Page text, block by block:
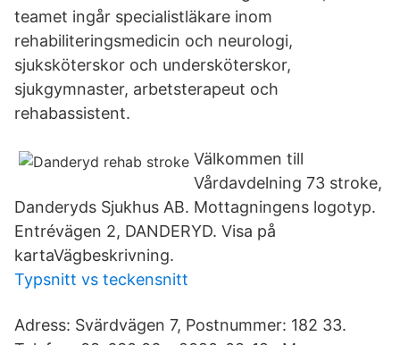
teamet ingår specialistläkare inom
rehabiliteringsmedicin och neurologi,
sjuksköterskor och undersköterskor,
sjukgymnaster, arbetsterapeut och
rehabassistent.
Välkommen till
Vårdavdelning 73 stroke,
Danderyds Sjukhus AB. Mottagningens logotyp.
Entrévägen 2, DANDERYD. Visa på
kartaVägbeskrivning.
Typsnitt vs teckensnitt
Adress: Svärdvägen 7, Postnummer: 182 33.